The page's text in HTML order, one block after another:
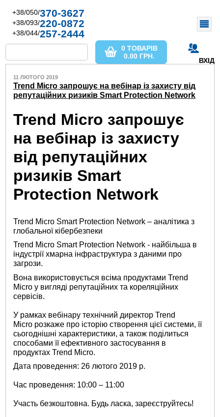
+38/050/370-3627
+38/093/220-0872
+38/044/257-2444
ВХІД
0 ТОВАРІВ
0.00 ГРН.
11 ЛЮТОГО 2019
Trend Micro запрошує на вебінар із захисту від
репутаційних ризиків Smart Protection Network
Trend Micro запрошує
на вебінар із захисту
від репутаційних
ризиків Smart
Protection Network
Trend Micro Smart Protection Network – аналітика з
глобальної кібербезпеки
Trend Micro Smart Protection Network - найбільша в
індустрії хмарна інфраструктура з даними про
загрози.
Вона використовується всіма продуктами Trend
Micro у вигляді репутаційних та кореляційних
сервісів.
У рамках вебінару технічний директор Trend
Micro розкаже про історію створення цієї системи, її
сьогоднішні характеристики, а також поділиться
способами її ефективного застосування в
продуктах Trend Micro.
Дата проведення: 26 лютого 2019 р.
Час проведення: 10:00 – 11:00
Участь безкоштовна. Будь ласка, зареєструйтесь!